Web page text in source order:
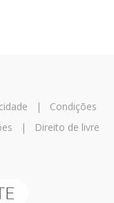
| Condições
|
Direito de livre